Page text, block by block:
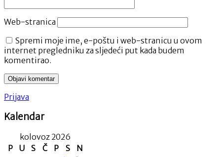
Web-stranica
Spremi moje ime, e-poštu i web-stranicu u ovom
internet pregledniku za sljedeći put kada budem
komentirao.
Prijava
Kalendar
kolovoz 2026
P
U S Č P S
N